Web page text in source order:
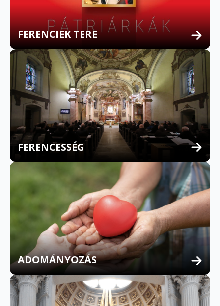
FERENCIEK TERE
FERENCESSÉG
MULTILINGUAL CONFESSION
ADOMÁNYOZÁS